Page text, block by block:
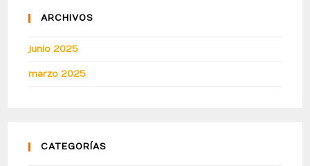
ARCHIVOS
junio 2025
marzo 2025
CATEGORÍAS